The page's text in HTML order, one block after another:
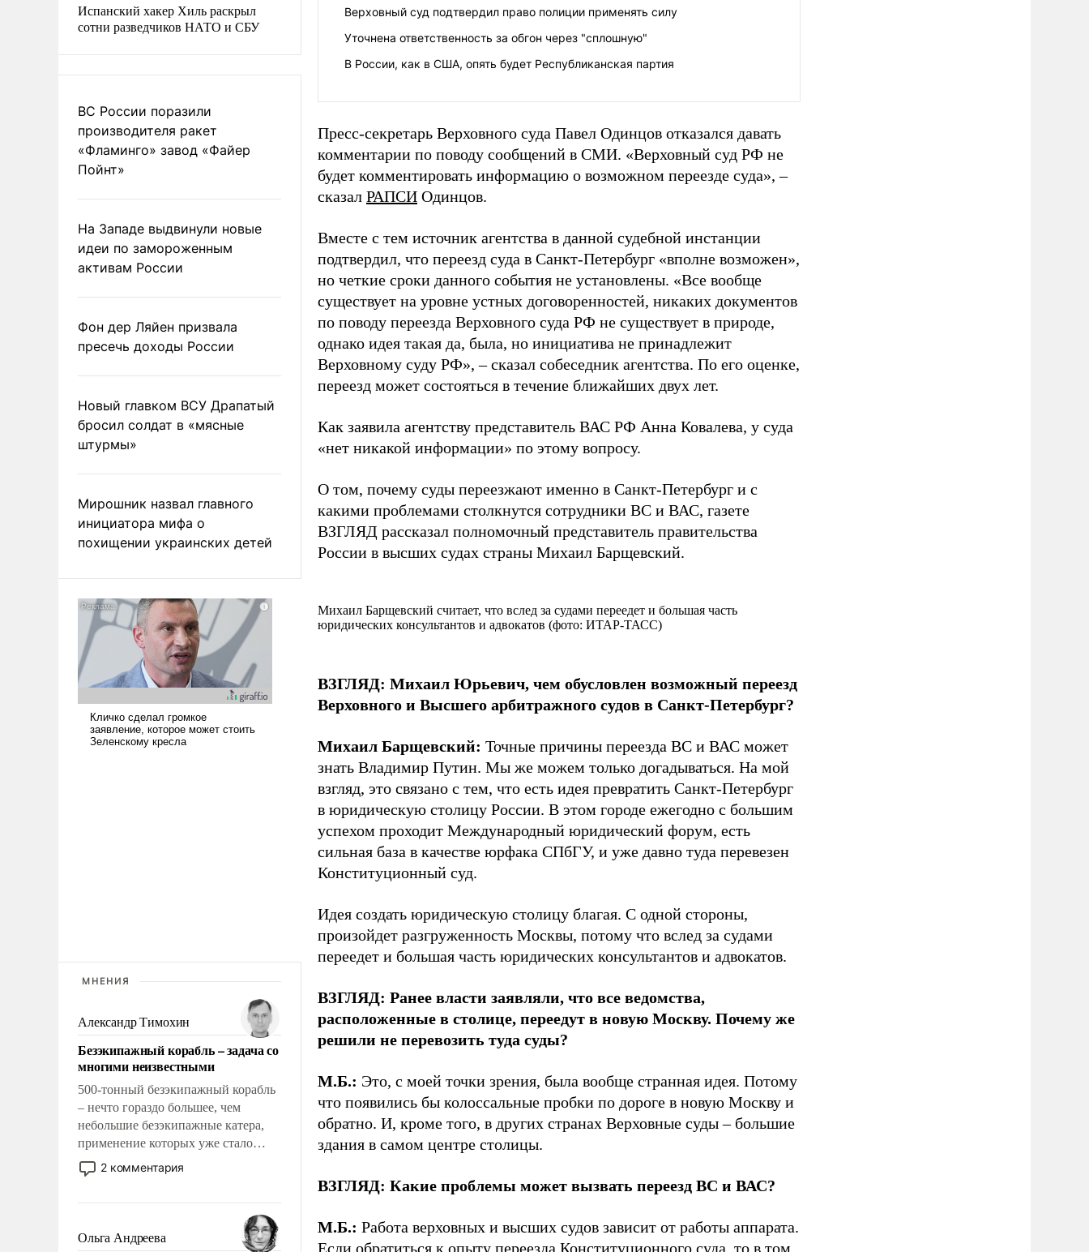
Испанский хакер Хиль раскрыл
сотни разведчиков НАТО и СБУ
ВС России поразили
производителя ракет
«Фламинго» завод «Файер
Пойнт»
На Западе выдвинули новые
идеи по замороженным
активам России
Фон дер Ляйен призвала
пресечь доходы России
Новый главком ВСУ Драпатый
бросил солдат в «мясные
штурмы»
Мирошник назвал главного
инициатора мифа о
похищении украинских детей
МНЕНИЯ
Александр Тимохин
Безэкипажный корабль – задача со
многими неизвестными
500-тонный безэкипажный корабль
– нечто гораздо большее, чем
небольшие безэкипажные катера,
применение которых уже стало
обыденностью. Задача по созданию
такого корабля очень сложна и
реализация радикально поднимет
наши боевые возможности.
2 комментария
Ольга Андреева
Верховный суд подтвердил право полиции применять силу
Уточнена ответственность за обгон через "сплошную"
В России, как в США, опять будет Республиканская партия
Пресс-секретарь Верховного суда Павел Одинцов отказался давать
комментарии по поводу сообщений в СМИ. «Верховный суд РФ не
будет комментировать информацию о возможном переезде суда», –
сказал РАПСИ Одинцов.
Вместе с тем источник агентства в данной судебной инстанции
подтвердил, что переезд суда в Санкт-Петербург «вполне возможен»,
но четкие сроки данного события не установлены. «Все вообще
существует на уровне устных договоренностей, никаких документов
по поводу переезда Верховного суда РФ не существует в природе,
однако идея такая да, была, но инициатива не принадлежит
Верховному суду РФ», – сказал собеседник агентства. По его оценке,
переезд может состояться в течение ближайших двух лет.
Как заявила агентству представитель ВАС РФ Анна Ковалева, у суда
«нет никакой информации» по этому вопросу.
О том, почему суды переезжают именно в Санкт-Петербург и с
какими проблемами столкнутся сотрудники ВС и ВАС, газете
ВЗГЛЯД рассказал полномочный представитель правительства
России в высших судах страны Михаил Барщевский.
Михаил Барщевский считает, что вслед за судами переедет и большая часть
юридических консультантов и адвокатов (фото: ИТАР-ТАСС)
ВЗГЛЯД: Михаил Юрьевич, чем обусловлен возможный переезд
Верховного и Высшего арбитражного судов в Санкт-Петербург?
Михаил Барщевский: Точные причины переезда ВС и ВАС может
знать Владимир Путин. Мы же можем только догадываться. На мой
взгляд, это связано с тем, что есть идея превратить Санкт-Петербург
в юридическую столицу России. В этом городе ежегодно с большим
успехом проходит Международный юридический форум, есть
сильная база в качестве юрфака СПбГУ, и уже давно туда перевезен
Конституционный суд.
Идея создать юридическую столицу благая. С одной стороны,
произойдет разгруженность Москвы, потому что вслед за судами
переедет и большая часть юридических консультантов и адвокатов.
ВЗГЛЯД: Ранее власти заявляли, что все ведомства,
расположенные в столице, переедут в новую Москву. Почему же
решили не перевозить туда суды?
М.Б.: Это, с моей точки зрения, была вообще странная идея. Потому
что появились бы колоссальные пробки по дороге в новую Москву и
обратно. И, кроме того, в других странах Верховные суды – большие
здания в самом центре столицы.
ВЗГЛЯД: Какие проблемы может вызвать переезд ВС и ВАС?
М.Б.: Работа верховных и высших судов зависит от работы аппарата.
Если обратиться к опыту переезда Конституционного суда, то в том